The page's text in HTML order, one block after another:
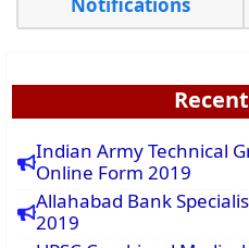
Notifications
Indian Army Technical
Online Form 2019
Allahabad Bank
2019